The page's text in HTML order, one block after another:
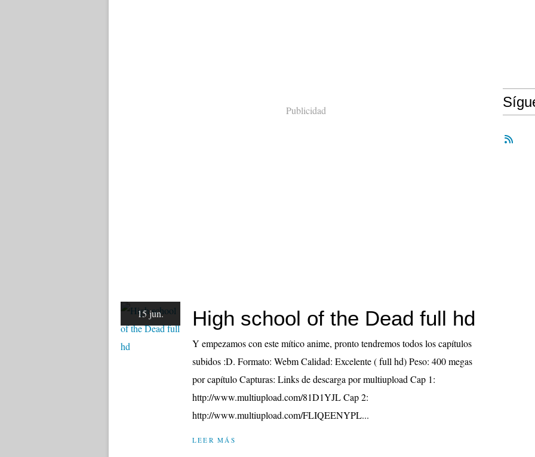
Publicidad
15 jun. High school of the Dead full hd
Y empezamos con este mítico anime, pronto tendremos todos los capítulos
subidos :D. Formato: Webm Calidad: Excelente ( full hd) Peso: 400 megas
por capítulo Capturas: Links de descarga por multiupload Cap 1:
http://www.multiupload.com/81D1YJL Cap 2:
http://www.multiupload.com/FLIQEENYPL...
LEER MÁS